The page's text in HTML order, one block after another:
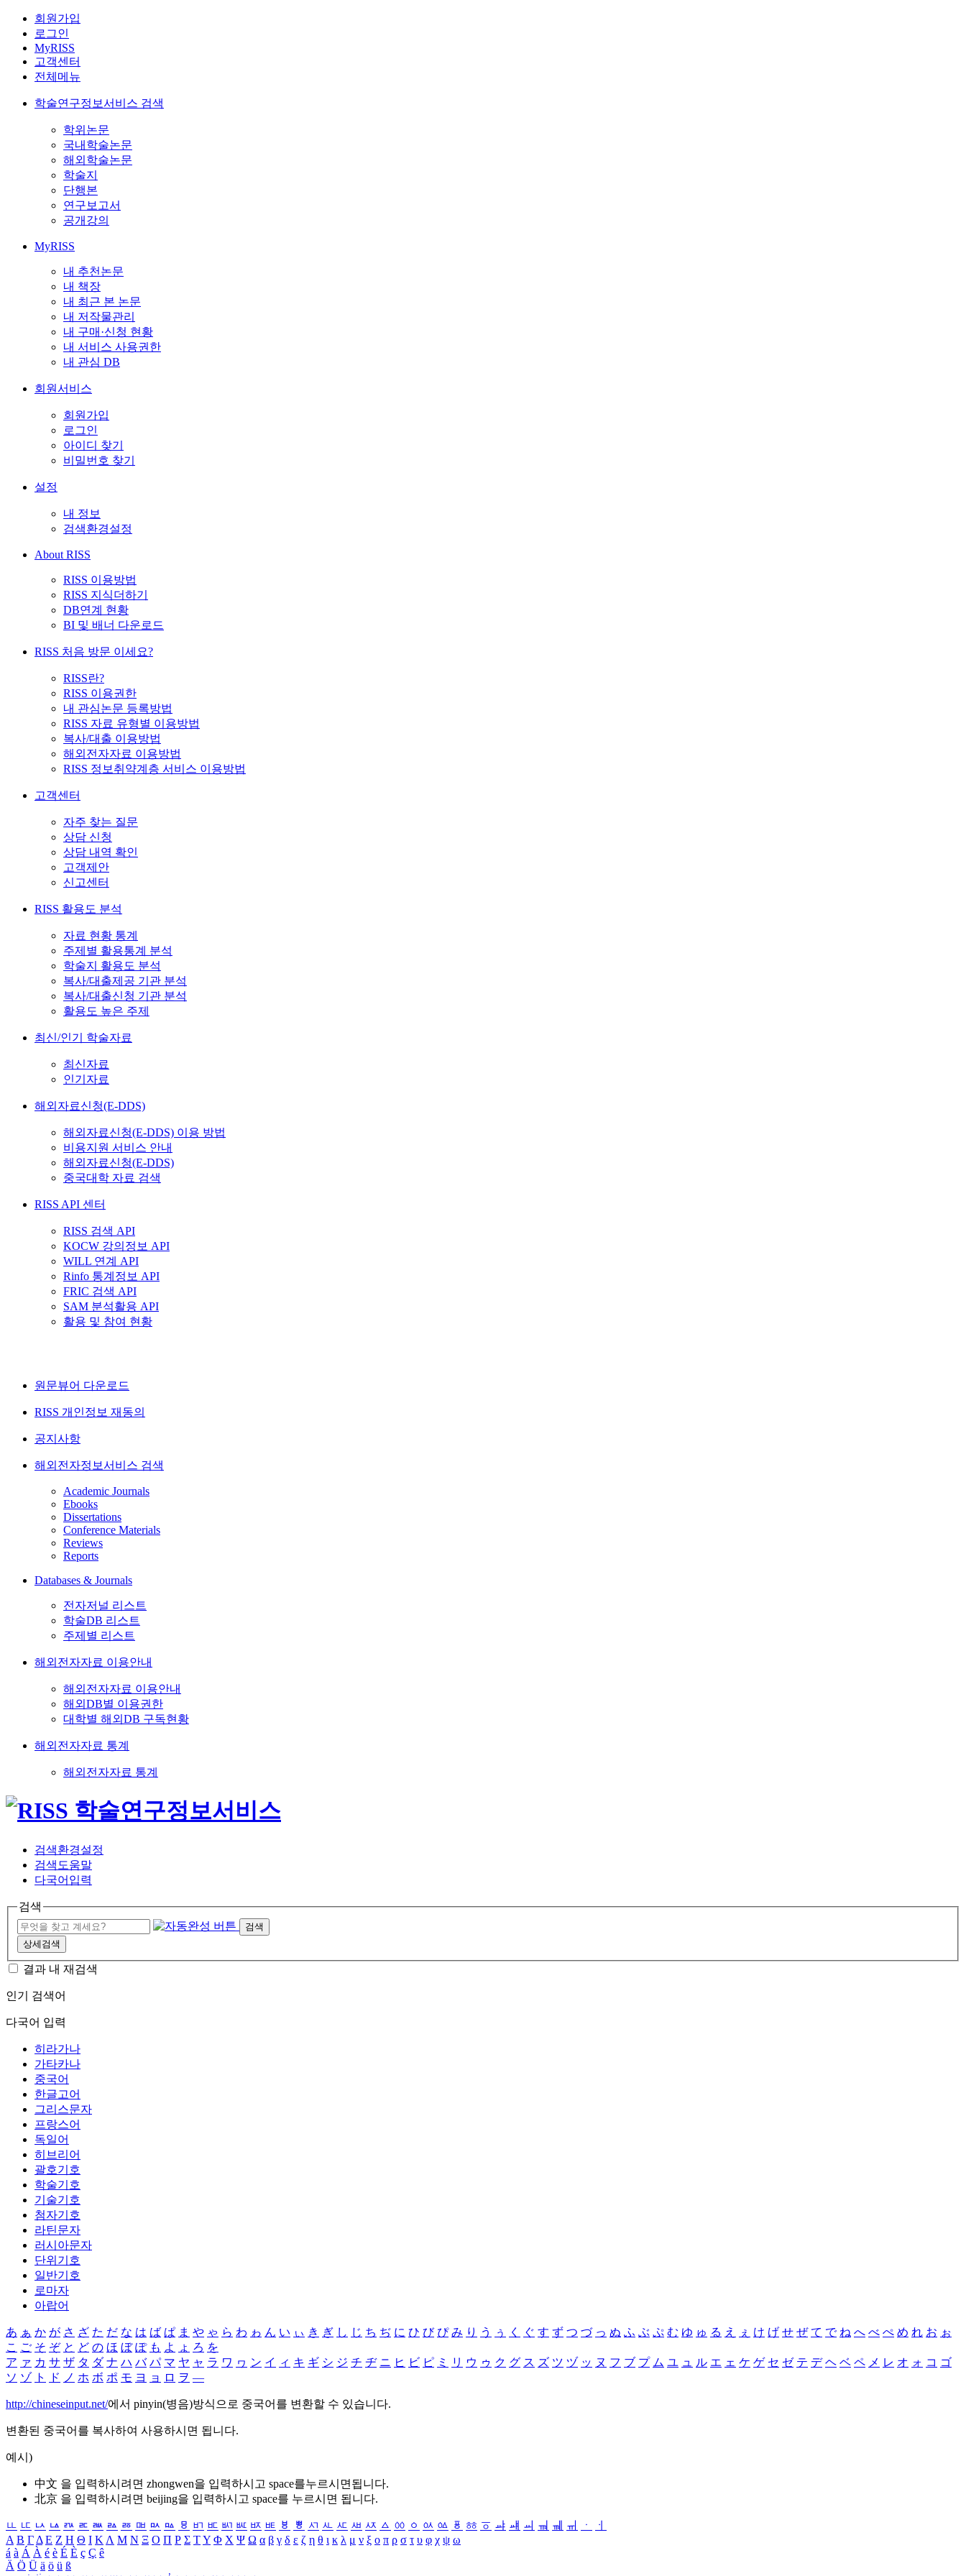
회원가입
로그인
MyRISS
고객센터
전체메뉴
학술연구정보서비스 검색
학위논문
국내학술논문
해외학술논문
학술지
단행본
연구보고서
공개강의
MyRISS
내 추천논문
내 책장
내 최근 본 논문
내 저작물관리
내 구매·신청 현황
내 서비스 사용권한
내 관심 DB
회원서비스
회원가입
로그인
아이디 찾기
비밀번호 찾기
설정
내 정보
검색환경설정
About RISS
RISS 이용방법
RISS 지식더하기
DB연계 현황
BI 및 배너 다운로드
RISS 처음 방문 이세요?
RISS란?
RISS 이용권한
내 관심논문 등록방법
RISS 자료 유형별 이용방법
복사/대출 이용방법
해외전자자료 이용방법
RISS 정보취약계층 서비스 이용방법
고객센터
자주 찾는 질문
상담 신청
상담 내역 확인
고객제안
신고센터
RISS 활용도 분석
자료 현황 통계
주제별 활용통계 분석
학술지 활용도 분석
복사/대출제공 기관 분석
복사/대출신청 기관 분석
활용도 높은 주제
최신/인기 학술자료
최신자료
인기자료
해외자료신청(E-DDS)
해외자료신청(E-DDS) 이용 방법
비용지원 서비스 안내
해외자료신청(E-DDS)
중국대학 자료 검색
RISS API 센터
RISS 검색 API
KOCW 강의정보 API
WILL 연계 API
Rinfo 통계정보 API
FRIC 검색 API
SAM 분석활용 API
활용 및 참여 현황
원문뷰어 다운로드
RISS 개인정보 재동의
공지사항
해외전자정보서비스 검색
Academic Journals
Ebooks
Dissertations
Conference Materials
Reviews
Reports
Databases & Journals
전자저널 리스트
학술DB 리스트
주제별 리스트
해외전자자료 이용안내
해외전자자료 이용안내
해외DB별 이용권한
대학별 해외DB 구독현황
해외전자자료 통계
해외전자자료 통계
검색환경설정
검색도움말
다국어입력
검색
검색
상세검색
결과 내 재검색
인기 검색어
다국어 입력
히라가나
가타카나
중국어
한글고어
그리스문자
프랑스어
독일어
히브리어
괄호기호
학술기호
기술기호
첨자기호
라틴문자
러시아문자
단위기호
일반기호
로마자
아랍어
あ ぁ か が さ ざ た だ な は ば ぱ ま や ゃ ら わ ゎ ん い ぃ き ぎ し じ ち ぢ に ひ び ぴ み り う ぅ く ぐ す ず つ づ っ ぬ ふ ぶ ぷ む ゆ ゅ る え ぇ け げ せ ぜ て で ね へ べ ぺ め れ お ぉ
こ ご そ ぞ と ど の ほ ぼ ぽ も よ ょ ろ を
ア ァ カ サ ザ タ ダ ナ ハ バ パ マ ヤ ャ ラ ワ ヮ ン イ ィ キ ギ シ ジ チ ヂ ニ ヒ ビ ピ ミ リ ウ ゥ ク グ ス ズ ツ ヅ ッ ヌ フ ブ プ ム ユ ュ ル エ ェ ケ ゲ セ ゼ テ デ ヘ ベ ペ メ レ オ ォ コ ゴ
ソ ゾ ト ド ノ ホ ボ ポ モ ヨ ョ ロ ヲ ―
http://chineseinput.net/에서 pinyin(병음)방식으로 중국어를 변환할 수 있습니다.
변환된 중국어를 복사하여 사용하시면 됩니다.
예시)
中文 을 입력하시려면 zhongwen을 입력하시고 space를누르시면됩니다.
北京 을 입력하시려면 beijing을 입력하시고 space를 누르시면 됩니다.
ㅥ ㅦ ㅧ ㅨ ㅩ ㅪ ㅫ ㅬ ㅭ ㅮ ㅯ ㅰ ㅱ ㅲ ㅳ ㅴ ㅵ ㅶ ㅷ ㅸ ㅹ ㅺ ㅻ ㅼ ㅽ ㅾ ㅿ ㆀ ㆁ ㆂ ㆃ ㆄ ㆅ ㆆ ㆇ ㆈ ㆉ ㆊ ㆋ ㆌ ㆍ
ㆎ
Α Β ΓΔ Ε Ζ Η Θ Ι ΚΛ Μ Ν Ξ Ο Π Ρ Σ ΤΥ Φ Χ Ψ Ω α β γ δ ε ζ η θ ι κ λ μ ν ξ ο π ρ σ τ υ φ χ ψ ω
á à Á À é è É È ç Ç ê
Ä Ö Ü ä ö ü ß